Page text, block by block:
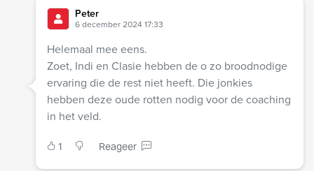
Peter
6 december 2024 17:33
Helemaal mee eens.
Zoet, Indi en Clasie hebben de o zo broodnodige
ervaring die de rest niet heeft. Die jonkies
hebben deze oude rotten nodig voor de coaching
in het veld.
1 Reageer